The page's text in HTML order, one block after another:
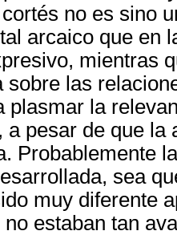
no es sino
arcaico que en
mientras
sobre las
plasmar la
a pesar de que
Probablemente
sea
muy diferente
estaban tan